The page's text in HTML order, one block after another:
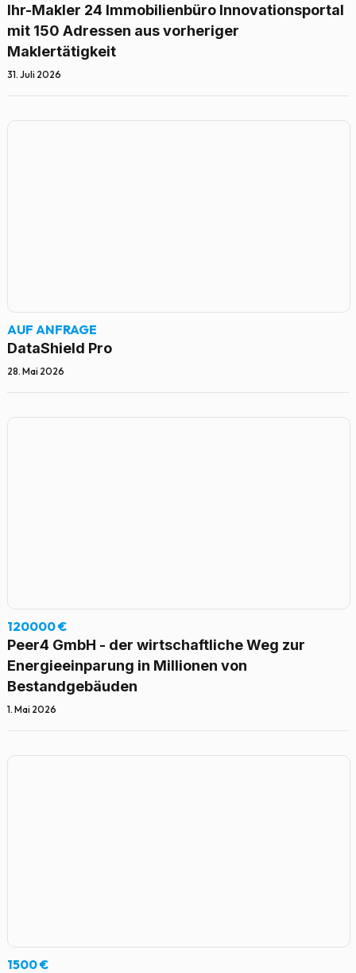
Ihr-Makler 24 Immobilienbüro Innovationsportal
mit 150 Adressen aus vorheriger
Maklertätigkeit
31. Juli 2026
AUF ANFRAGE
DataShield Pro
28. Mai 2026
120000 €
Peer4 GmbH - der wirtschaftliche Weg zur
Energieeinparung in Millionen von
Bestandgebäuden
1. Mai 2026
1500 €